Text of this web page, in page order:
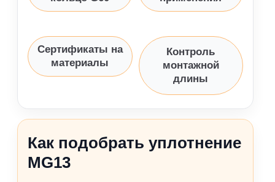
Сертификаты на
материалы
Контроль
монтажной
длины
Как подобрать уплотнение
MG13